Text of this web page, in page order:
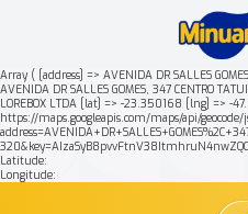
Array ( [address] => AVENIDA DR SALLES
AVENIDA DR SALLES GOMES, 347 CENTRO
LOREBOX LTDA [lat] => -23.350168 [lng] => -
https://maps.googleapis.com/maps/api/geocode/
Latitude:
Longitude:
Mais buscados: Produtos
Nossa história